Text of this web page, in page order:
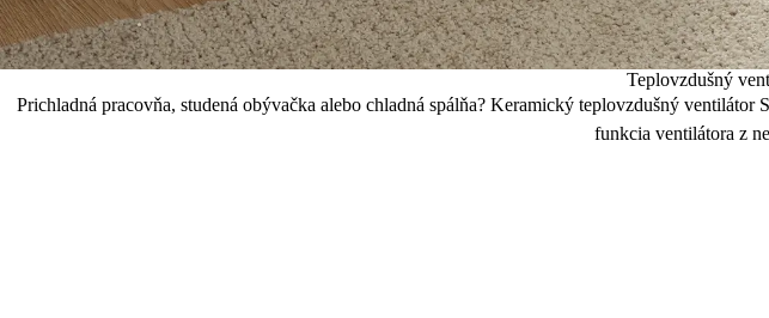
Teplovzdušný
Prichladná pracovňa, studená obývačka alebo chladná spálňa? Keramický teplovzdušný
funkcia ventilátora z